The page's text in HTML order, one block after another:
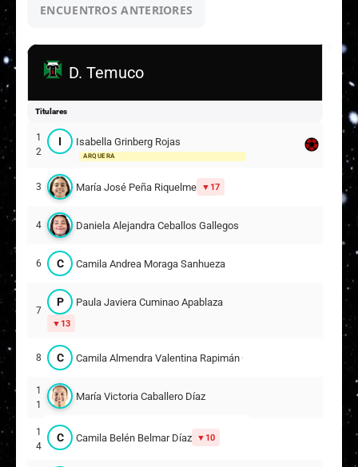
ENCUENTROS ANTERIORES
D. Temuco
Titulares
1
2
I Isabella Grinberg Rojas
ARQUERA
3 María José Peña Riquelme 17
4 Daniela Alejandra Ceballos Gallegos
6 C Camila Andrea Moraga Sanhueza
7
P Paula Javiera Cuminao Apablaza
13
8 C Camila Almendra Valentina Rapimán Chávez
1
1
María Victoria Caballero Díaz
1
4
C Camila Belén Belmar Díaz 10